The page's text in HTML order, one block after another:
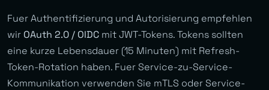
Fuer Authentifizierung und Autorisierung empfehlen
wir OAuth 2.0 / OIDC mit JWT-Tokens. Tokens sollten
eine kurze Lebensdauer (15 Minuten) mit Refresh-
Token-Rotation haben. Fuer Service-zu-Service-
Kommunikation verwenden Sie mTLS oder Service-